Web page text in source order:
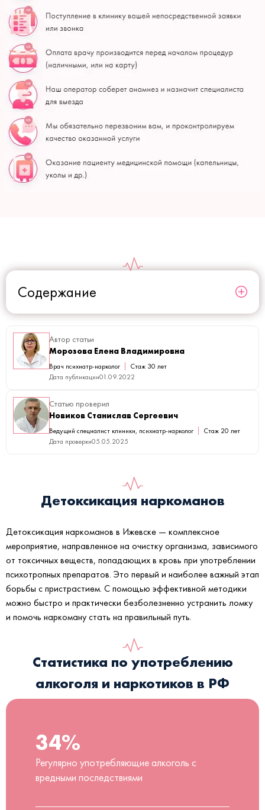
Содержание
Автор статьи
Морозова Елена Владимировна
Врач психиатр-нарколог
Стаж 30 лет
Дата публикации01.09.2022
Статью проверил
Новиков Станислав Сергеевич
Ведущий специалист клиники, психиатр-нарколог
Стаж 20 лет
Дата проверки05.05.2025
Детоксикация наркоманов
Детоксикация наркоманов в Ижевске — комплексное
мероприятие, направленное на очистку организма, зависимого
от токсичных веществ, попадающих в кровь при употреблении
психотропных препаратов. Это первый и наиболее важный этап
борьбы с пристрастием. С помощью эффективной методики
можно быстро и практически безболезненно устранить ломку
и помочь наркоману стать на правильный путь.
Статистика по употреблению
алкоголя и наркотиков в РФ
34%
Регулярно употребляющие алкоголь с
вредными последствиями